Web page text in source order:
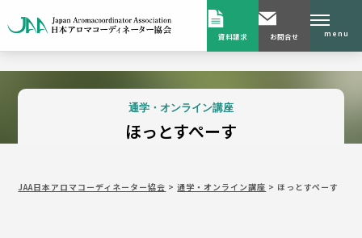
資料請求 お問合せ menu
通学・オンライン講座
ほっとすぺーす
JAA日本アロマコーディネーター協会 >通学・オンライン講座 > ほっとすぺーす